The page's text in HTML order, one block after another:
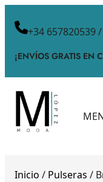
+34 657820539
¡ENVÍOS GRATIS EN
Inicio / Pulseras /